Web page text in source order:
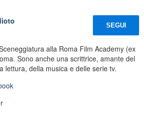
SEGUI
alla Roma Film Academy (ex
Sono anche una scrittrice, amante del
lettura, della musica e delle serie tv.